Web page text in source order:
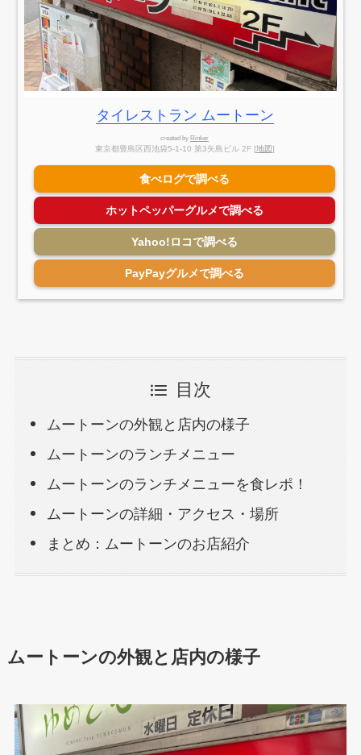
タイレストラン ムートーン
created by Rinker
東京都豊島区西池袋5-1-10 第3矢島ビル 2F [地図]
食べログで調べる
ホットペッパーグルメで調べる
Yahoo!ロコで調べる
PayPayグルメで調べる
目次
ムートーンの外観と店内の様子
ムートーンのランチメニュー
ムートーンのランチメニューを食レポ！
ムートーンの詳細・アクセス・場所
まとめ：ムートーンのお店紹介
ムートーンの外観と店内の様子